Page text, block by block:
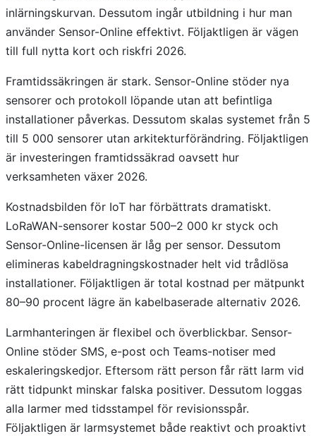
inlärningskurvan. Dessutom ingår utbildning i hur man
använder Sensor-Online effektivt. Följaktligen är vägen
till full nytta kort och riskfri 2026.
Framtidssäkringen är stark. Sensor-Online stöder nya
sensorer och protokoll löpande utan att befintliga
installationer påverkas. Dessutom skalas systemet från 5
till 5 000 sensorer utan arkitekturförändring. Följaktligen
är investeringen framtidssäkrad oavsett hur
verksamheten växer 2026.
Kostnadsbilden för IoT har förbättrats dramatiskt.
LoRaWAN-sensorer kostar 500–2 000 kr styck och
Sensor-Online-licensen är låg per sensor. Dessutom
elimineras kabeldragningskostnader helt vid trådlösa
installationer. Följaktligen är total kostnad per mätpunkt
80–90 procent lägre än kabelbaserade alternativ 2026.
Larmhanteringen är flexibel och överblickbar. Sensor-
Online stöder SMS, e-post och Teams-notiser med
eskaleringskedjor. Eftersom rätt person får rätt larm vid
rätt tidpunkt minskar falska positiver. Dessutom loggas
alla larmer med tidsstampel för revisionsspår.
Följaktligen är larmsystemet både reaktivt och proaktivt